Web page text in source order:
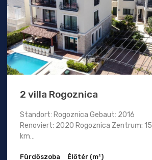
2 villa Rogoznica
Standort: Rogoznica Gebaut: 2016
Renoviert: 2020 Rogoznica Zentrum: 15
km…
Fürdőszoba Élőtér (m²)